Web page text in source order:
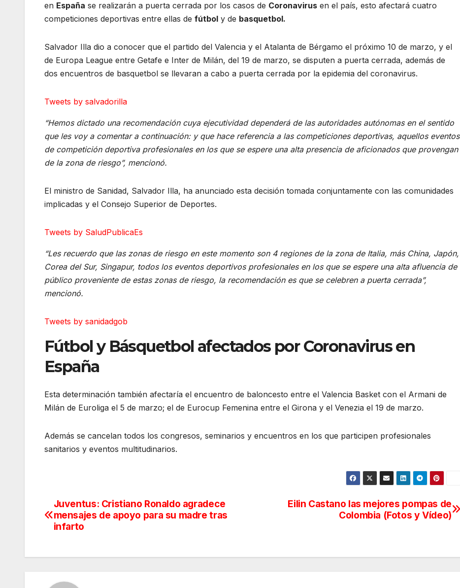
en España se realizarán a puerta cerrada por los casos de Coronavirus en el país, esto afectará cuatro
competiciones deportivas entre ellas de fútbol y de basquetbol.
Salvador Illa dio a conocer que el partido del Valencia y el Atalanta de Bérgamo el próximo 10 de marzo, y el
de Europa League entre Getafe e Inter de Milán, del 19 de marzo, se disputen a puerta cerrada, además de
dos encuentros de basquetbol se llevaran a cabo a puerta cerrada por la epidemia del coronavirus.
Tweets by salvadorilla
“Hemos dictado una recomendación cuya ejecutividad dependerá de las autoridades autónomas en el sentido
que les voy a comentar a continuación: y que hace referencia a las competiciones deportivas, aquellos eventos
de competición deportiva profesionales en los que se espere una alta presencia de aficionados que provengan
de la zona de riesgo”, mencionó.
El ministro de Sanidad, Salvador Illa, ha anunciado esta decisión tomada conjuntamente con las comunidades
implicadas y el Consejo Superior de Deportes.
Tweets by SaludPublicaEs
“Les recuerdo que las zonas de riesgo en este momento son 4 regiones de la zona de Italia, más China, Japón,
Corea del Sur, Singapur, todos los eventos deportivos profesionales en los que se espere una alta afluencia de
público proveniente de estas zonas de riesgo, la recomendación es que se celebren a puerta cerrada”,
mencionó.
Tweets by sanidadgob
Fútbol y Básquetbol afectados por Coronavirus en
España
Esta determinación también afectaría el encuentro de baloncesto entre el Valencia Basket con el Armani de
Milán de Euroliga el 5 de marzo; el de Eurocup Femenina entre el Girona y el Venezia el 19 de marzo.
Además se cancelan todos los congresos, seminarios y encuentros en los que participen profesionales
sanitarios y eventos multitudinarios.
Navegación
de
Eilin Castano las mejores pompas de
Colombia (Fotos y Vídeo)
Juventus: Cristiano Ronaldo agradece
mensajes de apoyo para su madre tras
infarto